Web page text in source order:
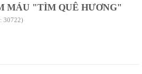
MÁU "TÌM QUÊ HƯƠNG"
30722)